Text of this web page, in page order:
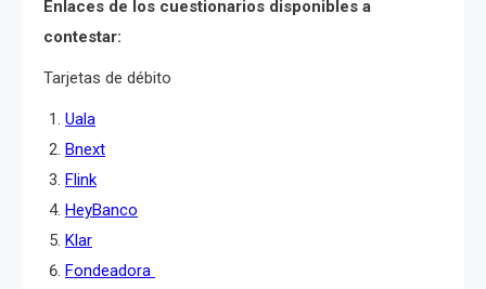
Enlaces de los cuestionarios disponibles a
contestar:
Tarjetas de débito
Uala
Bnext
Flink
HeyBanco
Klar
Fondeadora